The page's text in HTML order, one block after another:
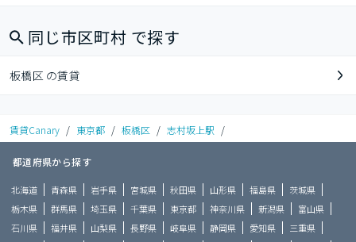
同じ市区町村 で探す
板橋区 の賃貸
賃貸Canary / 東京都 / 板橋区 / 志村坂上駅 /
都道府県から探す
北海道 青森県 岩手県 宮城県 秋田県 山形県 福島県
茨城県
栃木県
群馬県 埼玉県 千葉県 東京都 神奈川県 新潟県
富山県
石川県
福井県 山梨県 長野県 岐阜県 静岡県 愛知県
三重県